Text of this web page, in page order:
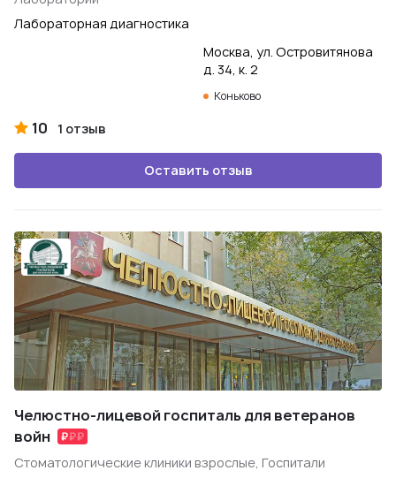
Лабораторная диагностика
Москва, ул. Островитянова
д. 34, к. 2
Коньково
10 1 отзыв
Оставить отзыв
Челюстно-лицевой госпиталь для ветеранов
войн
Стоматологические клиники взрослые, Госпитали